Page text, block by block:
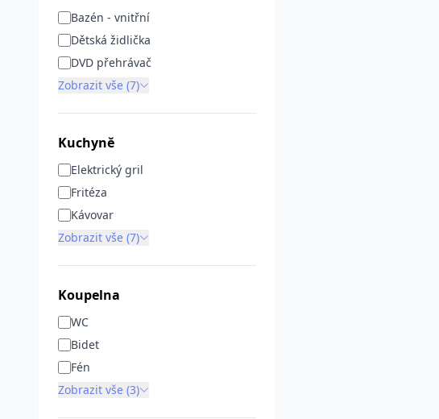
Bazén - vnitřní
Dětská židlička
DVD přehrávač
Zobrazit vše (7)
Kuchyně
Elektrický gril
Fritéza
Kávovar
Zobrazit vše (7)
Koupelna
WC
Bidet
Fén
Zobrazit vše (3)